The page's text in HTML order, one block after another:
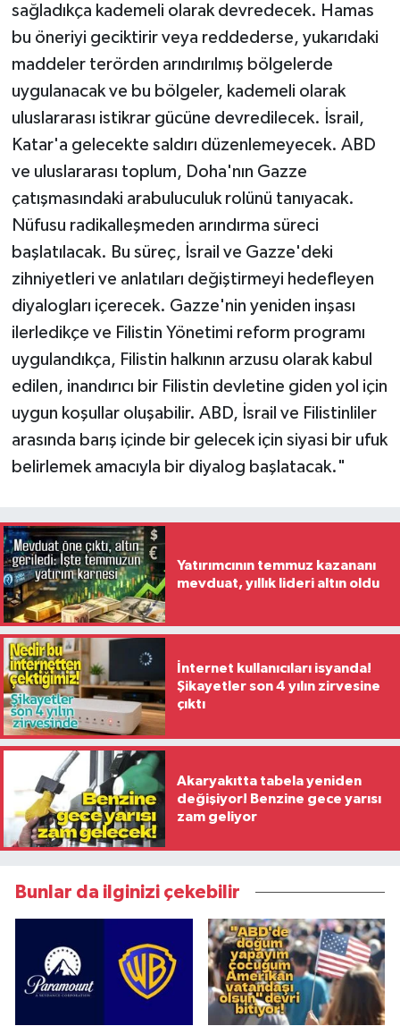
sağladıkça kademeli olarak devredecek. Hamas
bu öneriyi geciktirir veya reddederse, yukarıdaki
maddeler terörden arındırılmış bölgelerde
uygulanacak ve bu bölgeler, kademeli olarak
uluslararası istikrar gücüne devredilecek. İsrail,
Katar'a gelecekte saldırı düzenlemeyecek. ABD
ve uluslararası toplum, Doha'nın Gazze
çatışmasındaki arabuluculuk rolünü tanıyacak.
Nüfusu radikalleşmeden arındırma süreci
başlatılacak. Bu süreç, İsrail ve Gazze'deki
zihniyetleri ve anlatıları değiştirmeyi hedefleyen
diyalogları içerecek. Gazze'nin yeniden inşası
ilerledikçe ve Filistin Yönetimi reform programı
uygulandıkça, Filistin halkının arzusu olarak kabul
edilen, inandırıcı bir Filistin devletine giden yol için
uygun koşullar oluşabilir. ABD, İsrail ve Filistinliler
arasında barış içinde bir gelecek için siyasi bir ufuk
belirlemek amacıyla bir diyalog başlatacak."
Yatırımcının temmuz kazananı
mevduat, yıllık lideri altın oldu
İnternet kullanıcıları isyanda!
Şikayetler son 4 yılın zirvesine
çıktı
Akaryakıtta tabela yeniden
değişiyor! Benzine gece yarısı
zam geliyor
Bunlar da ilginizi çekebilir